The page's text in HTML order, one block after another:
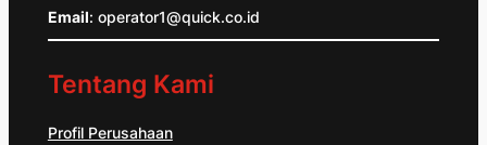
Email: operator1@quick.co.id
Tentang Kami
Profil Perusahaan